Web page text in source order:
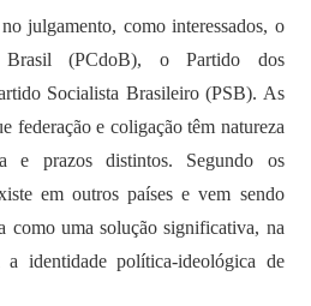
julgamento, como interessados, o
Brasil (PCdoB), o Partido dos
Socialista Brasileiro (PSB). As
federação e coligação têm natureza
e prazos distintos. Segundo os
em outros países e vem sendo
como uma solução significativa, na
identidade política-ideológica de